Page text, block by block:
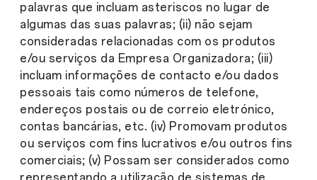
palavras que incluam asteriscos no lugar de
algumas das suas palavras; (ii) não sejam
consideradas relacionadas com os produtos
e/ou serviços da Empresa Organizadora; (iii)
incluam informações de contacto e/ou dados
pessoais tais como números de telefone,
endereços postais ou de correio eletrónico,
contas bancárias, etc. (iv) Promovam produtos
ou serviços com fins lucrativos e/ou outros fins
comerciais; (v) Possam ser considerados como